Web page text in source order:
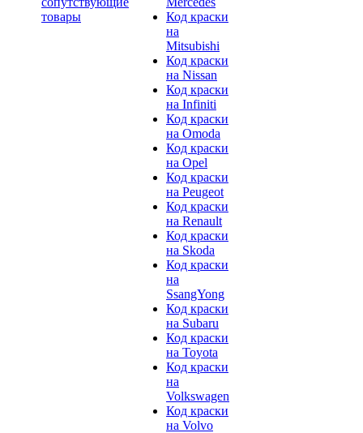
товары
Код краски
на
Mitsubishi
Код краски
на Nissan
Код краски
на Infiniti
Код краски
на Omoda
Код краски
на Opel
Код краски
на Peugeot
Код краски
на Renault
Код краски
на Skoda
Код краски
на
SsangYong
Код краски
на Subaru
Код краски
на Toyota
Код краски
на
Volkswagen
Код краски
на Volvo